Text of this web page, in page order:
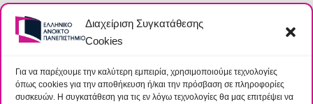
Διαχείριση Συγκατάθεσης
Cookies
Για να παρέχουμε την καλύτερη εμπειρία, χρησιμοποιούμε τεχνολογίες
όπως cookies για την αποθήκευση ή/και την πρόσβαση σε πληροφορίες
συσκευών. Η συγκατάθεση για τις εν λόγω τεχνολογίες θα μας επιτρέψει να
ΕΓΓΡΑΦΕΣ
Υποβολή Αιτήσεων